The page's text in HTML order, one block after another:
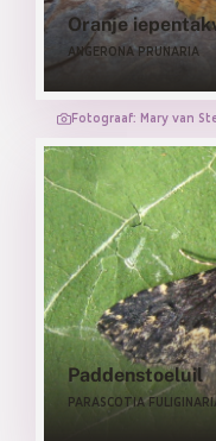
Oranje
ANGERONA PRUNARIA
Fotograaf: Mary van
Paddenstoeluil
PARASCOTIA